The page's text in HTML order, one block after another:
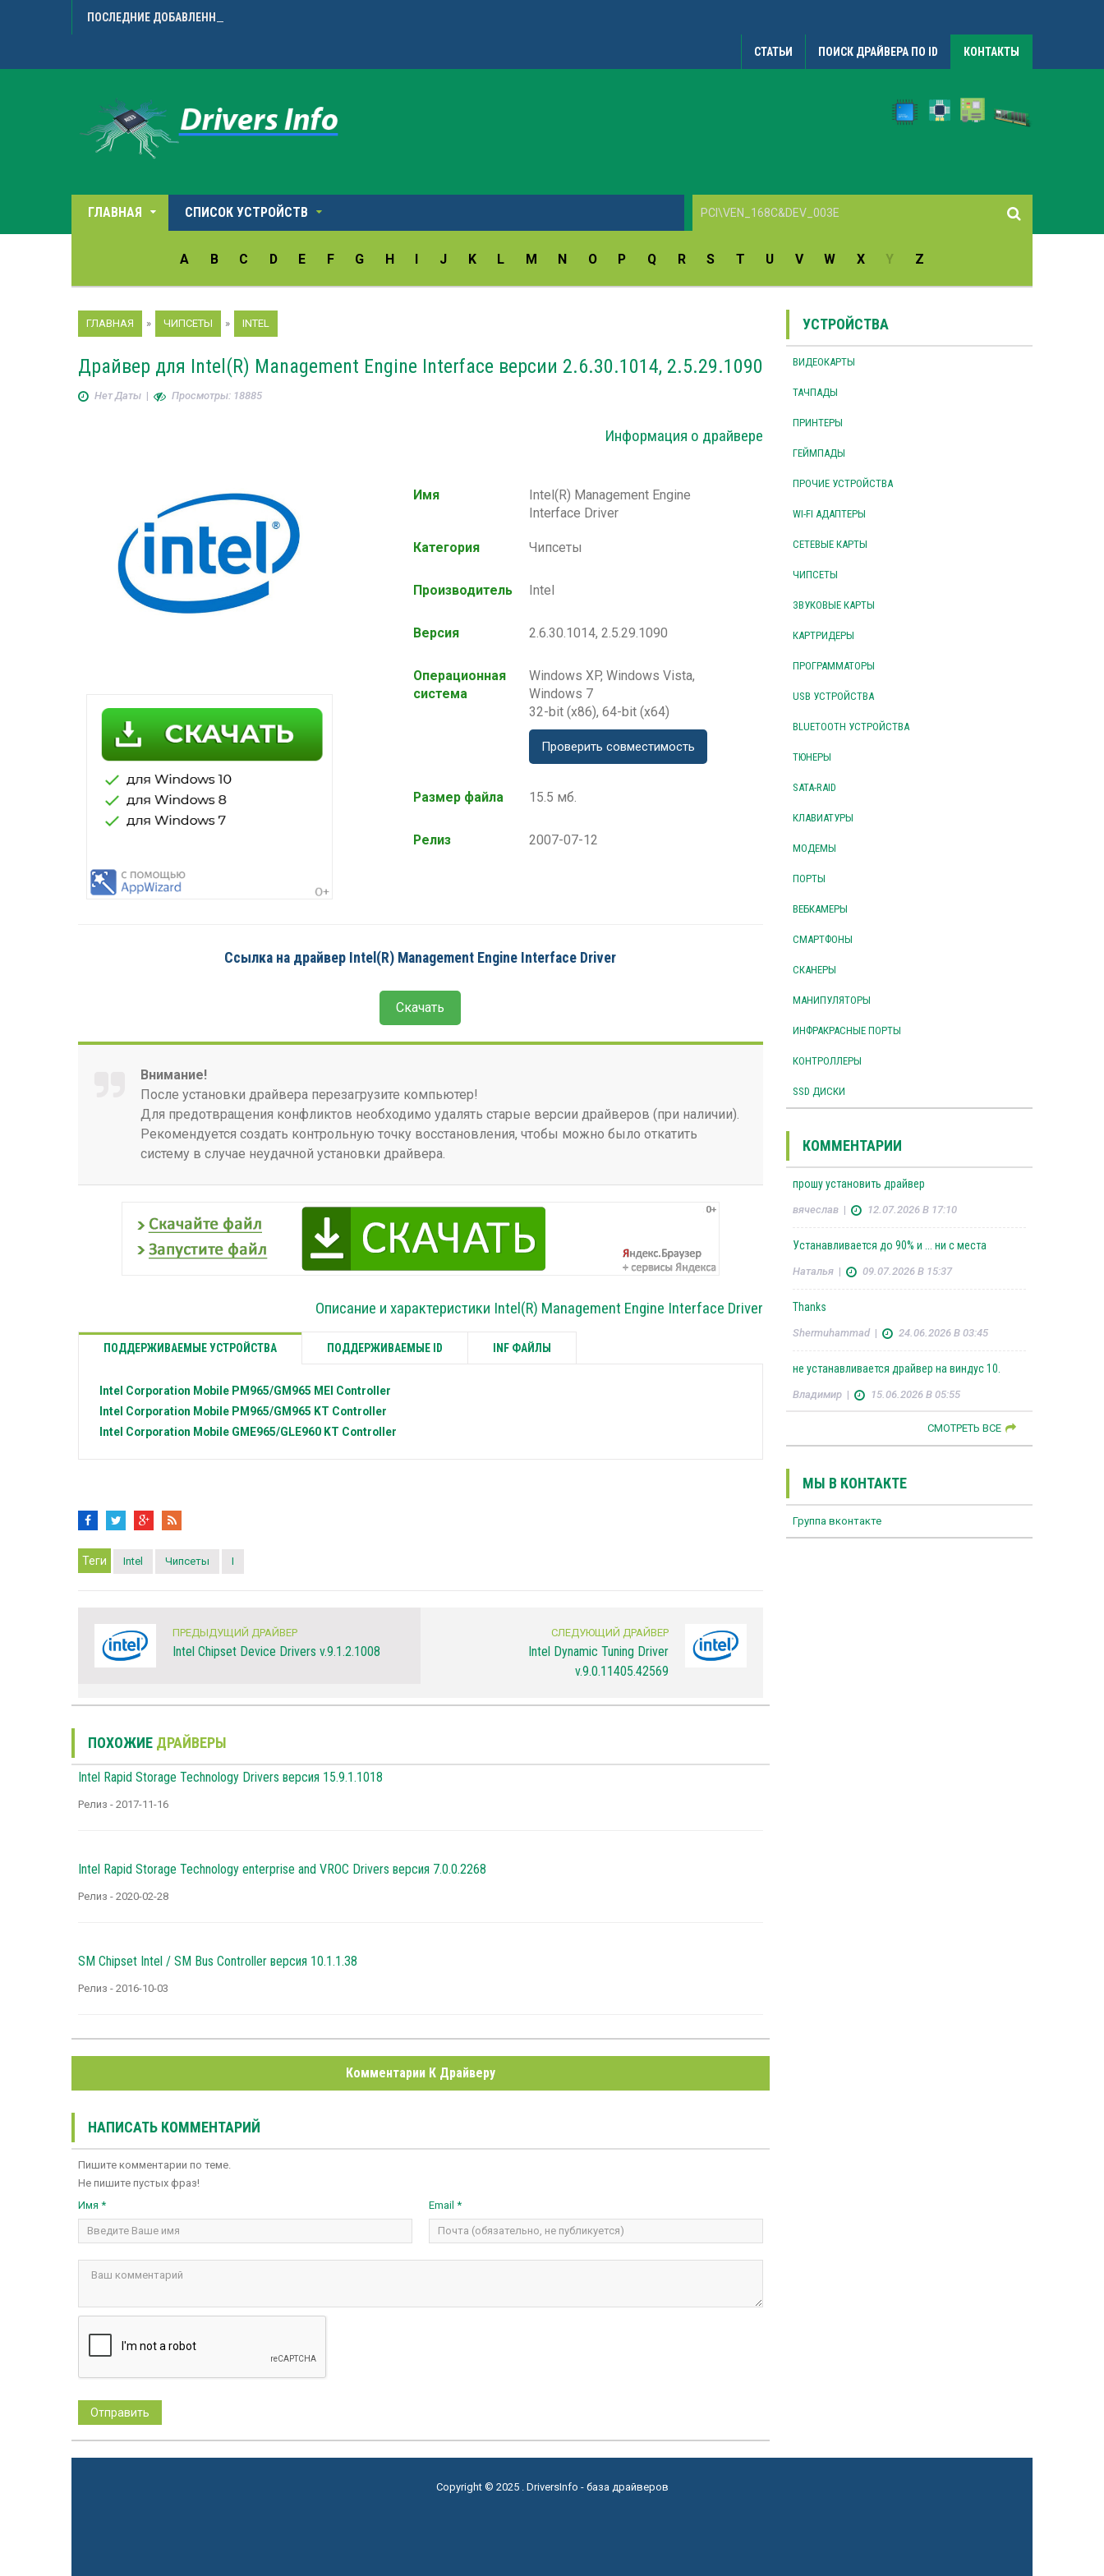
ПОСЛЕДНИЕ ДОБАВЛЕННЫЕ ДРАЙВЕРА
СТАТЬИ ПОИСК ДРАЙВЕРА ПО ID КОНТАКТЫ
ГЛАВНАЯ СПИСОК УСТРОЙСТВ
A B C D E F G H J K L M N O P Q R S T U V W X Y Z
ГЛАВНАЯ » ЧИПСЕТЫ » INTEL
Драйвер для Intel(R) Management Engine Interface версии 2.6.30.1014, 2.5.29.1090
Нет Даты | Просмотры: 18885
Информация о драйвере
Имя
Intel(R) Management Engine
Interface Driver
Категория Чипсеты
Производитель Intel
Версия 2.6.30.1014, 2.5.29.1090
Операционная
система
Windows XP, Windows Vista,
Windows 7
32-bit (x86), 64-bit (x64)
Проверить совместимость
Размер файла 15.5 мб.
Релиз 2007-07-12
Ссылка на драйвер Intel(R) Management Engine Interface Driver
Скачать
Внимание!
После установки драйвера перезагрузите компьютер!
Для предотвращения конфликтов необходимо удалять старые версии драйверов (при наличии).
Рекомендуется создать контрольную точку восстановления, чтобы можно было откатить
систему в случае неудачной установки драйвера.
Описание и характеристики Intel(R) Management Engine Interface Driver
ПОДДЕРЖИВАЕМЫЕ УСТРОЙСТВА ПОДДЕРЖИВАЕМЫЕ ID INF ФАЙЛЫ
Intel Corporation Mobile PM965/GM965 MEI Controller
Intel Corporation Mobile PM965/GM965 KT Controller
Intel Corporation Mobile GME965/GLE960 KT Controller
Теги Intel Чипсеты I
ПРЕДЫДУЩИЙ ДРАЙВЕР
Intel Chipset Device Drivers v.9.1.2.1008
СЛЕДУЮЩИЙ ДРАЙВЕР
Intel Dynamic Tuning Driver
v.9.0.11405.42569
ПОХОЖИЕ ДРАЙВЕРЫ
Intel Rapid Storage Technology Drivers версия 15.9.1.1018
Релиз - 2017-11-16
Intel Rapid Storage Technology enterprise and VROC Drivers версия 7.0.0.2268
Релиз - 2020-02-28
SM Chipset Intel / SM Bus Controller версия 10.1.1.38
Релиз - 2016-10-03
Комментарии К Драйверу
НАПИСАТЬ КОММЕНТАРИЙ
Пишите комментарии по теме.
Не пишите пустых фраз!
Имя *
Email *
УСТРОЙСТВА
ВИДЕОКАРТЫ
ТАЧПАДЫ
ПРИНТЕРЫ
ГЕЙМПАДЫ
ПРОЧИЕ УСТРОЙСТВА
WI-FI АДАПТЕРЫ
СЕТЕВЫЕ КАРТЫ
ЧИПСЕТЫ
ЗВУКОВЫЕ КАРТЫ
КАРТРИДЕРЫ
ПРОГРАММАТОРЫ
USB УСТРОЙСТВА
BLUETOOTH УСТРОЙСТВА
ТЮНЕРЫ
SATA-RAID
КЛАВИАТУРЫ
МОДЕМЫ
ПОРТЫ
ВЕБКАМЕРЫ
СМАРТФОНЫ
СКАНЕРЫ
МАНИПУЛЯТОРЫ
ИНФРАКРАСНЫЕ ПОРТЫ
КОНТРОЛЛЕРЫ
SSD ДИСКИ
КОММЕНТАРИИ
прошу установить драйвер
вячеслав| 12.07.2026 В 17:10
Устанавливается до 90% и ... ни с места
Наталья| 09.07.2026 В 15:37
Thanks
Shermuhammad| 24.06.2026 В 03:45
не устанавливается драйвер на виндус 10.
Владимир| 15.06.2026 В 05:55
СМОТРЕТЬ ВСЕ
МЫ В КОНТАКТЕ
Группа вконтакте
Copyright © 2025 . DriversInfo - база драйверов